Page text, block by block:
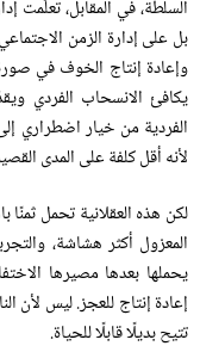
السلطة، في المقابل، تعلّمت
بل على إدارة الزمن
وإعادة إنتاج الخوف في
يكافئ الانسحاب الفردي
الفردية من خيار اضطراري
لأنه أقل كلفة على المدى القصير
لكن هذه العقلانية تحمل ثمنًا
المعزول أكثر هشاشة،
يحملها بعدها مصيرها
إعادة إنتاج للعجز.ليس لأن
تتيح بديلًا قابلًا للحياة.